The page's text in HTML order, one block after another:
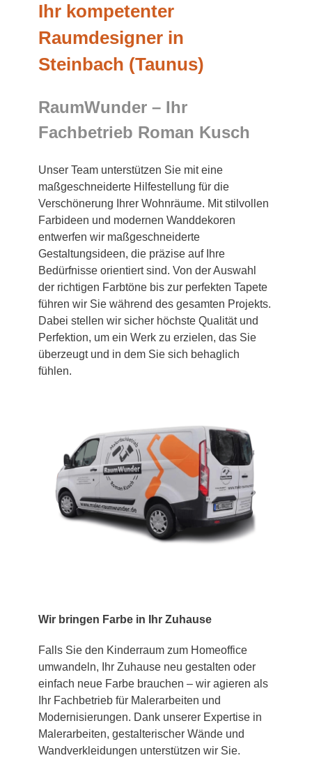
Ihr kompetenter
Raumdesigner in
Steinbach (Taunus)
RaumWunder – Ihr
Fachbetrieb Roman Kusch
Unser Team unterstützen Sie mit eine
maßgeschneiderte Hilfestellung für die
Verschönerung Ihrer Wohnräume. Mit stilvollen
Farbideen und modernen Wanddekoren
entwerfen wir maßgeschneiderte
Gestaltungsideen, die präzise auf Ihre
Bedürfnisse orientiert sind. Von der Auswahl
der richtigen Farbtöne bis zur perfekten Tapete
führen wir Sie während des gesamten Projekts.
Dabei stellen wir sicher höchste Qualität und
Perfektion, um ein Werk zu erzielen, das Sie
überzeugt und in dem Sie sich behaglich
fühlen.
Wir bringen Farbe in Ihr Zuhause
Falls Sie den Kinderraum zum Homeoffice
umwandeln, Ihr Zuhause neu gestalten oder
einfach neue Farbe brauchen – wir agieren als
Ihr Fachbetrieb für Malerarbeiten und
Modernisierungen. Dank unserer Expertise in
Malerarbeiten, gestalterischer Wände und
Wandverkleidungen unterstützen wir Sie.